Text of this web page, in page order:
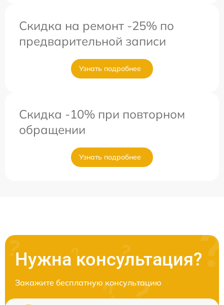
Скидка на ремонт -25% по
предварительной записи
Узнать подробнее
Скидка -10% при повторном
обращении
Узнать подробнее
Нужна консультация?
Закажите бесплатную консультацию